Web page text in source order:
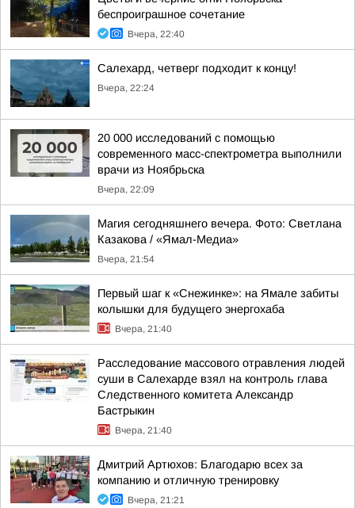
беспроиграшное сочетание
Вчера, 22:40
Салехард, четверг подходит к концу!
Вчера, 22:24
20 000 исследований с помощью
современного масс-спектрометра выполнили
врачи из Ноябрьска
Вчера, 22:09
Магия сегодняшнего вечера. Фото: Светлана
Казакова / «Ямал-Медиа»
Вчера, 21:54
Первый шаг к «Снежинке»: на Ямале забиты
колышки для будущего энергохаба
Вчера, 21:40
Расследование массового отравления людей
суши в Салехарде взял на контроль глава
Следственного комитета Александр
Бастрыкин
Вчера, 21:40
Дмитрий Артюхов: Благодарю всех за
компанию и отличную тренировку
Вчера, 21:21